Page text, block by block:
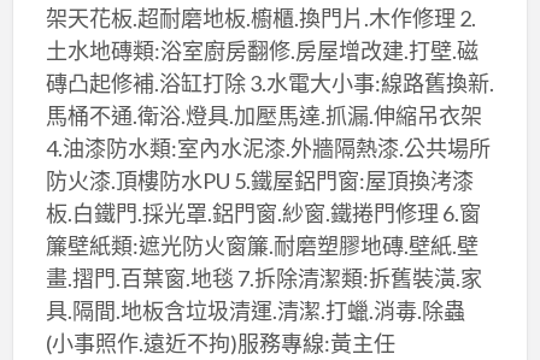
架天花板.超耐磨地板.櫥櫃.換門片.木作修理 2.
土水地磚類:浴室廚房翻修.房屋增改建.打壁.磁
磚凸起修補.浴缸打除 3.水電大小事:線路舊換新.
馬桶不通.衛浴.燈具.加壓馬達.抓漏.伸縮吊衣架
4.油漆防水類:室內水泥漆.外牆隔熱漆.公共場所
防火漆.頂樓防水PU 5.鐵屋鋁門窗:屋頂換洘漆
板.白鐵門.採光罩.鋁門窗.紗窗.鐵捲門修理 6.窗
簾壁紙類:遮光防火窗簾.耐磨塑膠地磚.壁紙.壁
畫.摺門.百葉窗.地毯 7.拆除清潔類:拆舊裝潢.家
具.隔間.地板含垃圾清運.清潔.打蠟.消毒.除蟲
(小事照作.遠近不拘)服務專線:黃主任